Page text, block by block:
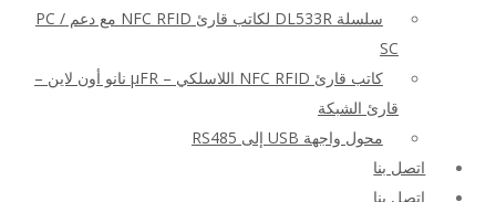
سلسلة DL533R لكاتب قارئ NFC RFID مع دعم PC /
SC
كاتب قارئ NFC RFID اللاسلكي – μFR نانو أون لاين –
قارئ الشبكة
محول واجهة USB إلى RS485
اتصل بنا
اتصل بنا